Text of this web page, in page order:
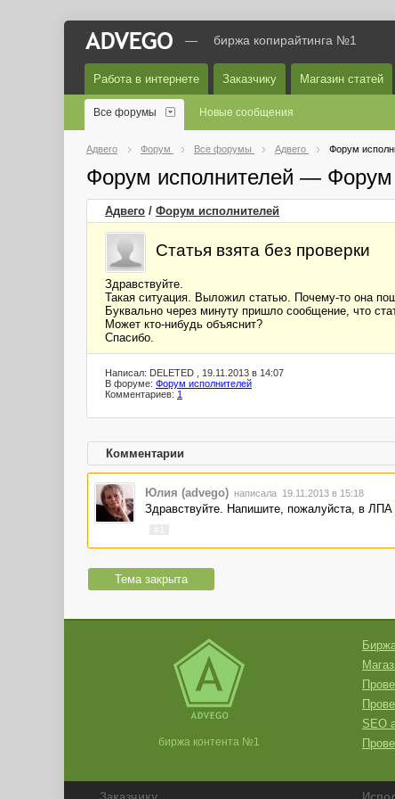
— биржа копирайтинга №1
Работа в интернете Заказчику Магазин статей
Все форумы Новые сообщения
Адвего Форум Все форумы Адвего Форум
Форум исполнителей — Форум
Адвего / Форум исполнителей
Статья взята без проверки
Здравствуйте.
Такая ситуация. Выложил статью. Почему-то она
Буквально через минуту пришло сообщение, что
Может кто-нибудь объяснит?
Спасибо.
Написал: DELETED , 19.11.2013 в 14:07
В форуме: Форум исполнителей
Комментариев: 1
Комментарии
Юлия (advego) написала 19.11.2013 в 15:18
Здравствуйте. Напишите, пожалуйста, в ЛПА
Тема закрыта
биржа контента №1
SEO